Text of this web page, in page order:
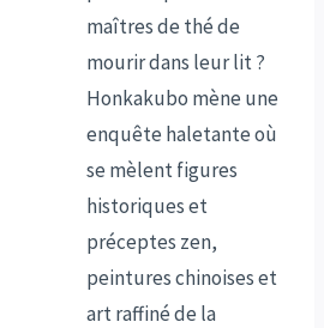
maîtres de thé de
mourir dans leur lit ?
Honkakubo mène une
enquête haletante où
se mèlent figures
historiques et
préceptes zen,
peintures chinoises et
art raffiné de la